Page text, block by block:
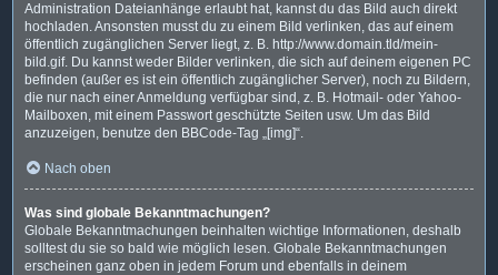
Administration Dateianhänge erlaubt hat, kannst du das Bild auch direkt
hochladen. Ansonsten musst du zu einem Bild verlinken, das auf einem
öffentlich zugänglichen Server liegt, z. B. http://www.domain.tld/mein-
bild.gif. Du kannst weder Bilder verlinken, die sich auf deinem eigenen PC
befinden (außer es ist ein öffentlich zugänglicher Server), noch zu Bildern,
die nur nach einer Anmeldung verfügbar sind, z. B. Hotmail- oder Yahoo-
Mailboxen, mit einem Passwort geschützte Seiten usw. Um das Bild
anzuzeigen, benutze den BBCode-Tag „[img]“.
Nach oben
Was sind globale Bekanntmachungen?
Globale Bekanntmachungen beinhalten wichtige Informationen, deshalb
solltest du sie so bald wie möglich lesen. Globale Bekanntmachungen
erscheinen ganz oben in jedem Forum und ebenfalls in deinem